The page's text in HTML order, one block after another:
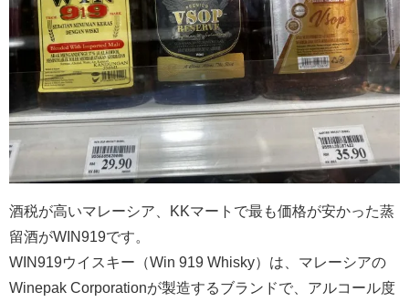
酒税が高いマレーシア、KKマートで最も価格が安かった蒸
留酒がWIN919です。
WIN919ウイスキー（Win 919 Whisky）は、マレーシアの
Winepak Corporationが製造するブランドで、アルコール度